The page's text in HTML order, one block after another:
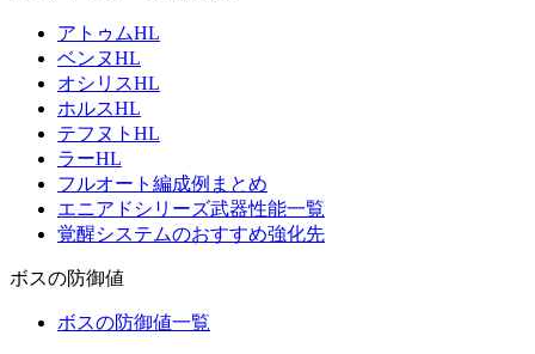
アトゥムHL
ベンヌHL
オシリスHL
ホルスHL
テフヌトHL
ラーHL
フルオート編成例まとめ
エニアドシリーズ武器性能一覧
覚醒システムのおすすめ強化先
ボスの防御値
ボスの防御値一覧